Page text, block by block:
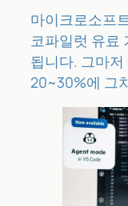
마이크로소프
코파일럿 유료
됩니다. 그마
20~30%에 그